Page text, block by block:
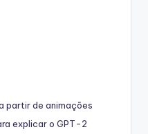
partir de animações
explicar o GPT-2